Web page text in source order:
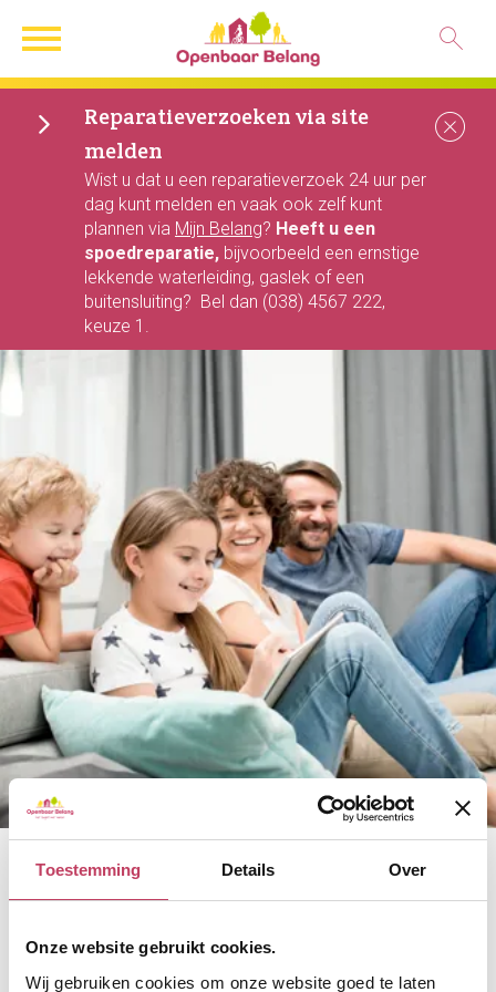
Toestemming Details Over
Onze website gebruikt cookies.
Wij gebruiken cookies om onze website goed te laten
Naar hoofdinhoud
Naar hoofdnavigatiemenu
Naar zoeken
Naar de homepage
Ga naar Hoofd
Reparatieverzoeken via site
melden
Wist u dat u een reparatieverzoek 24 uur per
dag kunt melden en vaak ook zelf kunt
plannen via Mijn Belang? Heeft u een
spoedreparatie, bijvoorbeeld een ernstige
lekkende waterleiding, gaslek of een
buitensluiting? Bel dan (038) 4567 222,
keuze 1.
Home Ik huur Mijn buurt Overlast melden
Overlast